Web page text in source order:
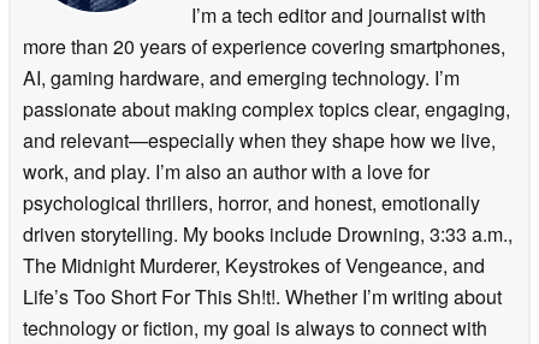
I’m a tech editor and journalist with
more than 20 years of experience covering smartphones,
AI, gaming hardware, and emerging technology. I’m
passionate about making complex topics clear, engaging,
and relevant—especially when they shape how we live,
work, and play. I’m also an author with a love for
psychological thrillers, horror, and honest, emotionally
driven storytelling. My books include Drowning, 3:33 a.m.,
The Midnight Murderer, Keystrokes of Vengeance, and
Life’s Too Short For This Sh!t!. Whether I’m writing about
technology or fiction, my goal is always to connect with